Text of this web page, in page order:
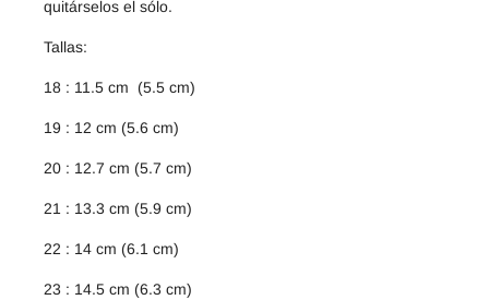
quitárselos el sólo.
Tallas:
18 : 11.5 cm (5.5 cm)
19 : 12 cm (5.6 cm)
20 : 12.7 cm (5.7 cm)
21 : 13.3 cm (5.9 cm)
22 : 14 cm (6.1 cm)
23 : 14.5 cm (6.3 cm)